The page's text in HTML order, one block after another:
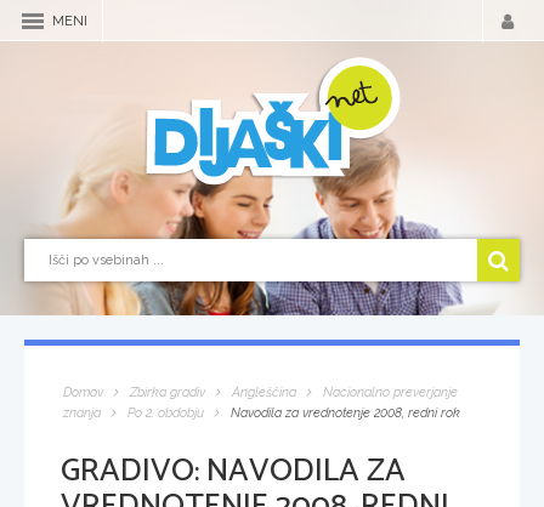
MENI
Domov Zbirka gradiv Angleščina
Nacionalno preverjanje
znanja
Po 2. obdobju Navodila za vrednotenje 2008, redni rok
GRADIVO:NAVODILA ZA